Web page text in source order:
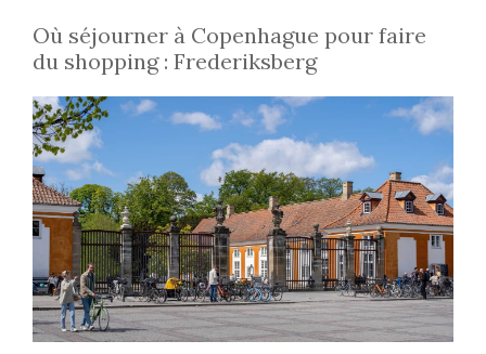
Où séjourner à Copenhague pour faire
du shopping : Frederiksberg